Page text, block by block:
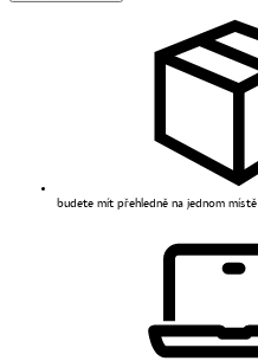
budete mít přehledně na jednom místě